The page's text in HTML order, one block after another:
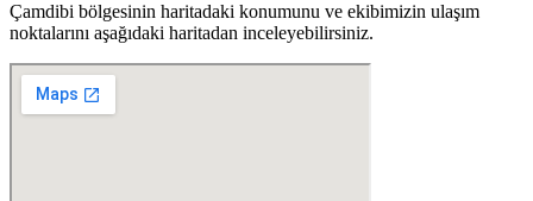
Çamdibi bölgesinin haritadaki konumunu ve ekibimizin ulaşım
noktalarını aşağıdaki haritadan inceleyebilirsiniz.